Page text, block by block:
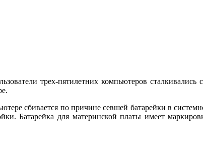
трех-пятилетних компьютеров
сбивается по причине севшей батарейки в
Батарейка для материнской платы имеет